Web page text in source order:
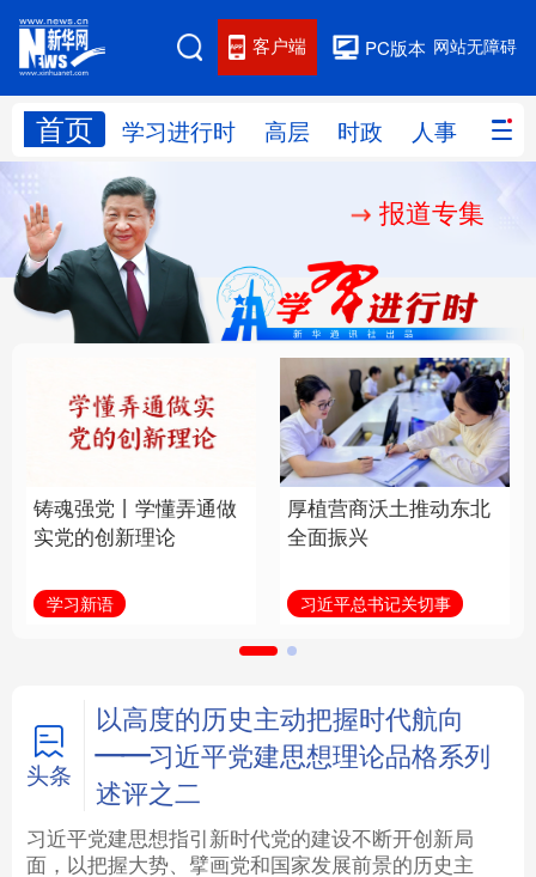
网站无障碍
PC版本
客户端
首页 学习进行时 高层 时政 人事 国际
网站地图
学习进行时 人事
国际 财经 网评
思客智库 全球连线 教育
科技 科创 量子 体育
健康 军事
访谈 视频 图片 政务
学术中国 乡村振兴 银龄 溯源中国
城市 旅游 能源 会展
彩票 娱乐 时尚 悦读
报道专集
铸魂强党丨学懂弄通做
实党的创新理论
学习新语
厚植营商沃土推动东北
全面振兴
习近平总书记关切事
头条
以高度的历史主动把握时代航向
——习近平党建思想理论品格系列
述评之二
习近平党建思想指引新时代党的建设不断开创新局
面，以把握大势、擘画党和国家发展前景的历史主